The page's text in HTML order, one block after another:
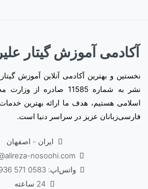
آکادمی آموزش گیتار
نخستین و بهترین آکادمی آنلاین آموزش گیتار
نشر به شماره 11585 صادره
اسلامی هستیم، هدف ما ارائه بهترین
فارسی‌زبانان عزیز در سراسر دنیا است.
ایران - اصفهان
nosoohi.com
واتس‌اپ: 0583 571 98936+
24 ساعته